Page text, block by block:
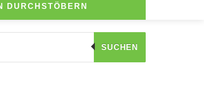
DURCHSTÖBERN
SUCHEN